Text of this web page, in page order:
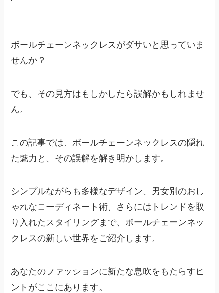
ボールチェーンネックレスがダサいと思っていま
せんか？
でも、その見方はもしかしたら誤解かもしれませ
ん。
この記事では、ボールチェーンネックレスの隠れ
た魅力と、その誤解を解き明かします。
シンプルながらも多様なデザイン、男女別のおし
ゃれなコーディネート術、さらにはトレンドを取
り入れたスタイリングまで、ボールチェーンネッ
クレスの新しい世界をご紹介します。
あなたのファッションに新たな息吹をもたらすヒ
ントがここにあります。